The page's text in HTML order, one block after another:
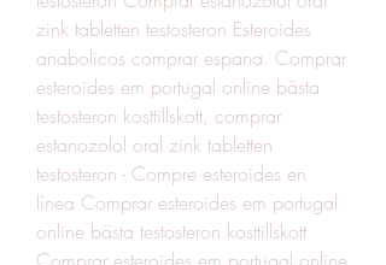
zink tabletten testosteron Esteroides
anabolicos comprar espana. Comprar
esteroides em portugal online bästa
testosteron kosttillskott, comprar
estanozolol oral zink tabletten
testosteron - Compre esteroides en
línea Comprar esteroides em portugal
online bästa testosteron kosttillskott